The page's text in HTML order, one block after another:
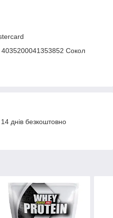
Сокол
днів безкоштовно